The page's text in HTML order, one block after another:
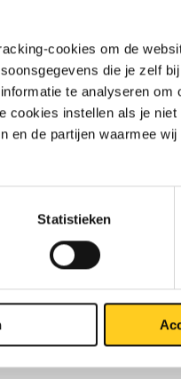
cookies om de
die je zelf
te analyseren om
instellen als je niet
en de partijen waarmee
Statistieken
SPECIFICATIES
T4